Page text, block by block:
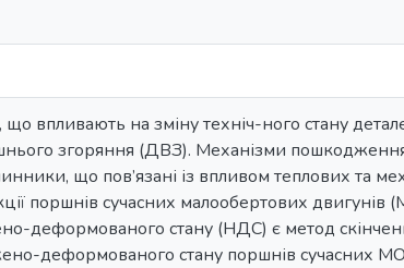
що впливають на зміну техніч-ного стану
згоряння (ДВЗ). Механізми
що пов’язані із впливом теплових та
поршнів сучасних малообертових
деформованого стану (НДС) є метод
деформованого стану поршнів сучасних